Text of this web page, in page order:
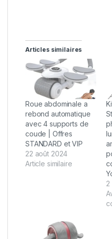
Articles similaires
Roue abdominale a
rebond automatique
avec 4 supports de
coude | Offres
STANDARD et VIP
22 août 2024
Article similaire
2